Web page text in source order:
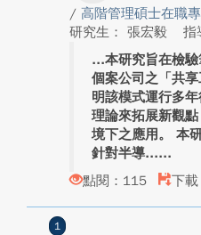
/ 高階管理碩士在職專
研究生： 張宏毅
指
本研究旨在檢
個案公司之「共
明該模式運行多
理論來拓展新觀
境下之應用。 本
針對半導...
點閱：115
下
1